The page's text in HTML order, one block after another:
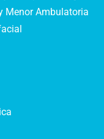
Menor Ambulatoria